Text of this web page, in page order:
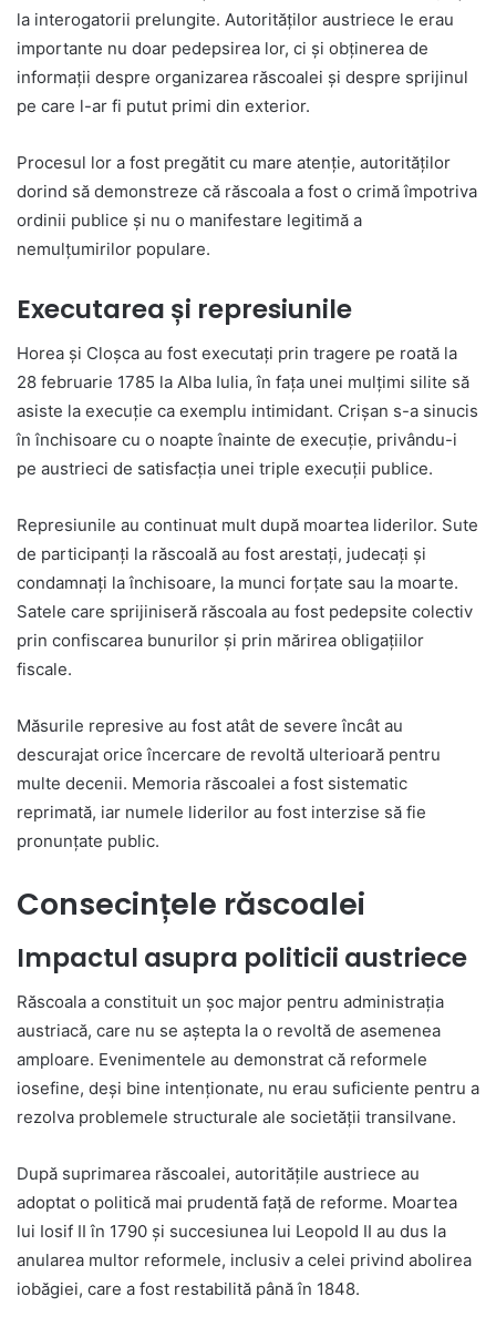
la interogatorii prelungite. Autorităților austriece le erau
importante nu doar pedepsirea lor, ci și obținerea de
informații despre organizarea răscoalei și despre sprijinul
pe care l-ar fi putut primi din exterior.
Procesul lor a fost pregătit cu mare atenție, autorităților
dorind să demonstreze că răscoala a fost o crimă împotriva
ordinii publice și nu o manifestare legitimă a
nemulțumirilor populare.
Executarea și represiunile
Horea și Cloșca au fost executați prin tragere pe roată la
28 februarie 1785 la Alba Iulia, în fața unei mulțimi silite să
asiste la execuție ca exemplu intimidant. Crișan s-a sinucis
în închisoare cu o noapte înainte de execuție, privându-i
pe austrieci de satisfacția unei triple execuții publice.
Represiunile au continuat mult după moartea liderilor. Sute
de participanți la răscoală au fost arestați, judecați și
condamnați la închisoare, la munci forțate sau la moarte.
Satele care sprijiniseră răscoala au fost pedepsite colectiv
prin confiscarea bunurilor și prin mărirea obligațiilor
fiscale.
Măsurile represive au fost atât de severe încât au
descurajat orice încercare de revoltă ulterioară pentru
multe decenii. Memoria răscoalei a fost sistematic
reprimată, iar numele liderilor au fost interzise să fie
pronunțate public.
Consecințele răscoalei
Impactul asupra politicii austriece
Răscoala a constituit un șoc major pentru administrația
austriacă, care nu se aștepta la o revoltă de asemenea
amploare. Evenimentele au demonstrat că reformele
iosefine, deși bine intenționate, nu erau suficiente pentru a
rezolva problemele structurale ale societății transilvane.
După suprimarea răscoalei, autoritățile austriece au
adoptat o politică mai prudentă față de reforme. Moartea
lui Iosif II în 1790 și succesiunea lui Leopold II au dus la
anularea multor reformele, inclusiv a celei privind abolirea
iobăgiei, care a fost restabilită până în 1848.